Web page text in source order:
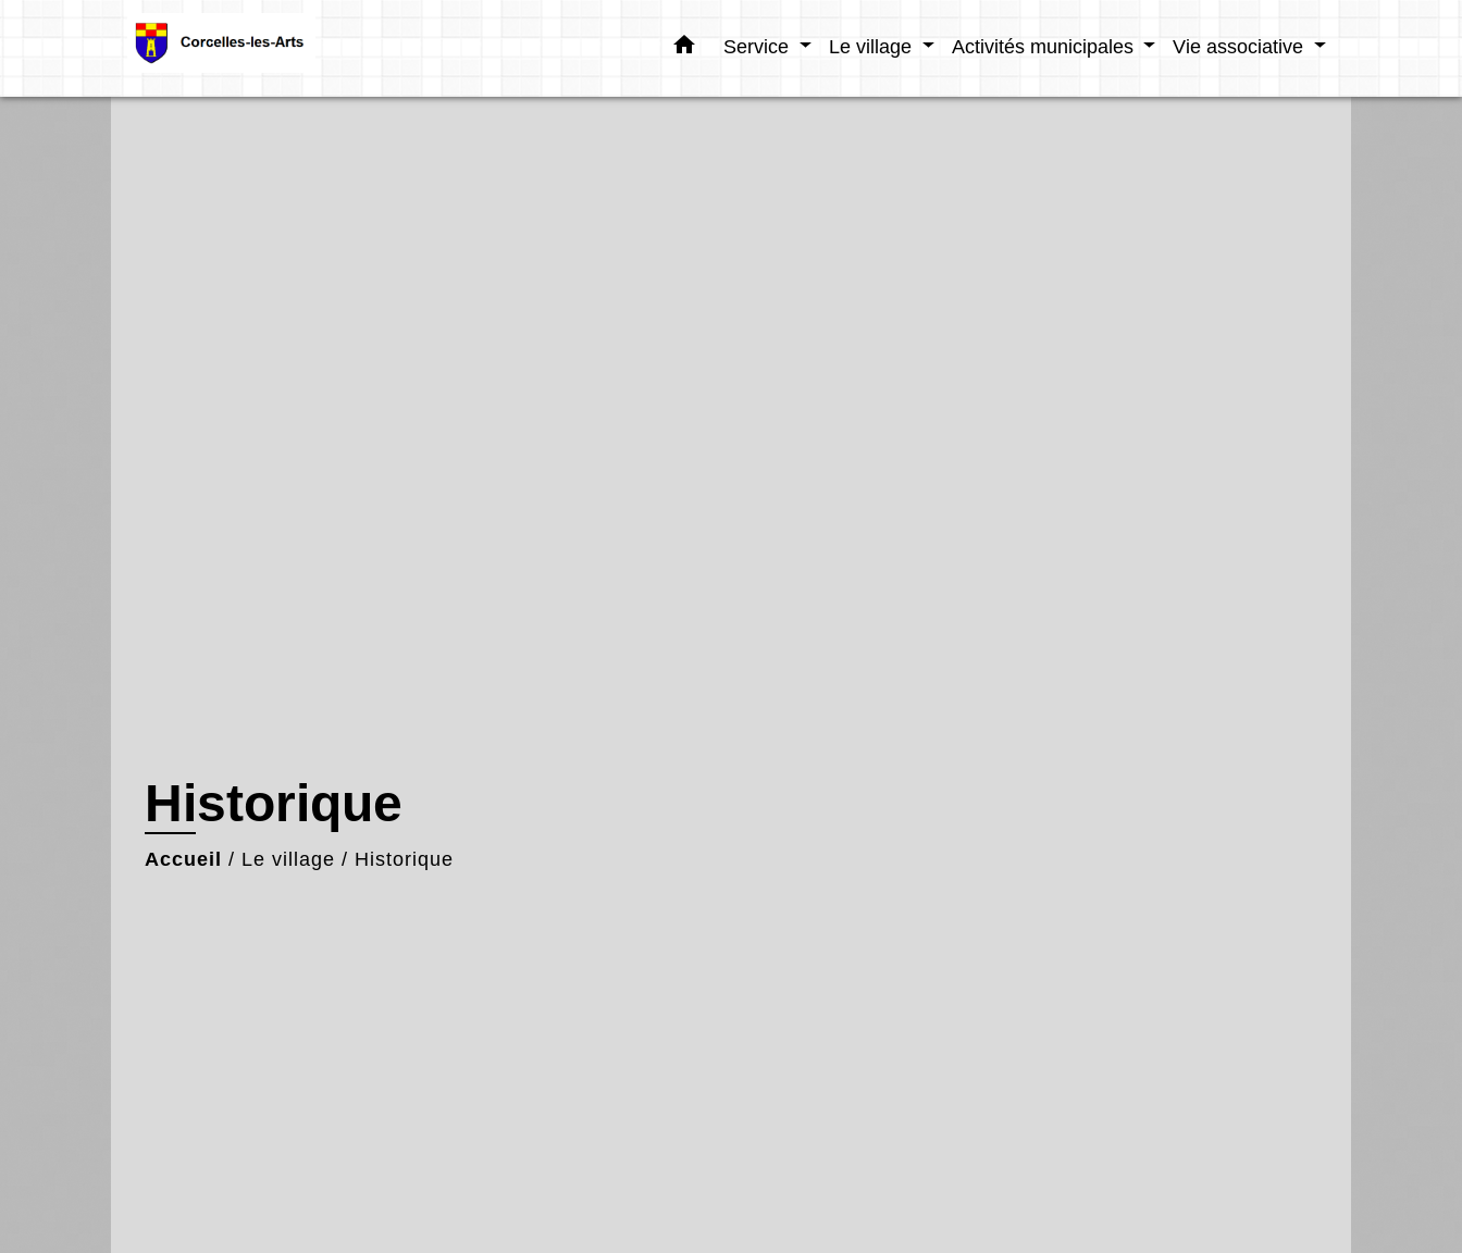
home Service Le village Activités municipales Vie associative
Historique
Accueil / Le village / Historique